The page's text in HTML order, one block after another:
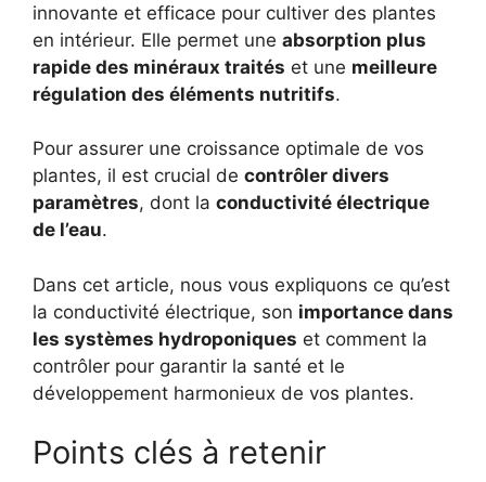
innovante et efficace pour cultiver des plantes
en intérieur. Elle permet une absorption plus
rapide des minéraux traités et une meilleure
régulation des éléments nutritifs.
Pour assurer une croissance optimale de vos
plantes, il est crucial de contrôler divers
paramètres, dont la conductivité électrique
de l’eau.
Dans cet article, nous vous expliquons ce qu’est
la conductivité électrique, son importance dans
les systèmes hydroponiques et comment la
contrôler pour garantir la santé et le
développement harmonieux de vos plantes.
Points clés à retenir